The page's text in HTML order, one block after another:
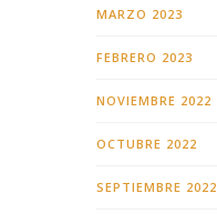
MARZO 2023
FEBRERO 2023
NOVIEMBRE 2022
OCTUBRE 2022
SEPTIEMBRE 2022